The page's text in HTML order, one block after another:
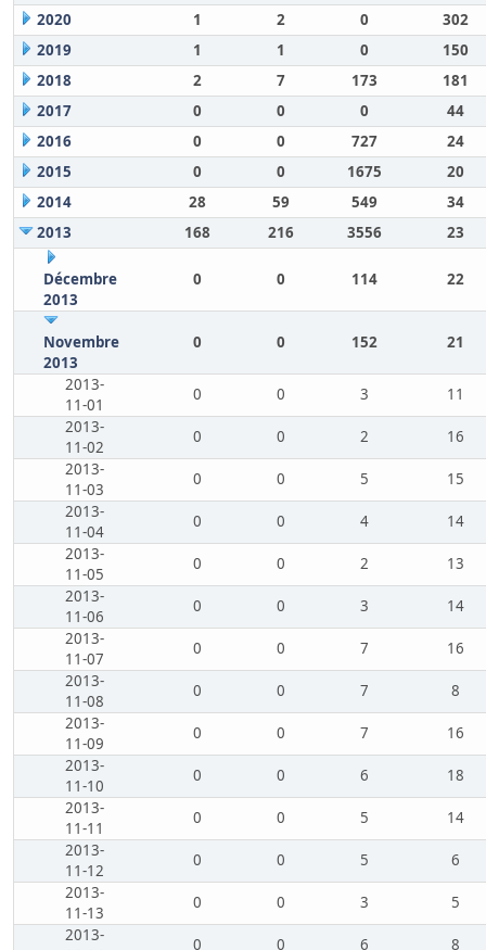
2020
1 2 0
302
2019
1 1 0
150
2018
2 7 173
181
2017
0 0 0
44
2016
0 0 727
24
2015
0 0 1675
20
2014
28 59 549
34
2013
168 216 3556 23
Décembre
2013
0 0 114 22
Novembre
2013
0 0 152 21
2013-
11-01
0 0 3
11
2013-
11-02
0 0 2
16
2013-
11-03
0 0 5
15
2013-
11-04
0 0 4
14
2013-
11-05
0 0 2
13
2013-
11-06
0 0 3
14
2013-
11-07
0 0 7
16
2013-
11-08
0 0 7
8
2013-
11-09
0 0 7
16
2013-
11-10
0 0 6
18
2013-
11-11
0 0 5
14
2013-
11-12
0 0 5
6
2013-
11-13
0 0 3
5
2013-
0 0 6
8